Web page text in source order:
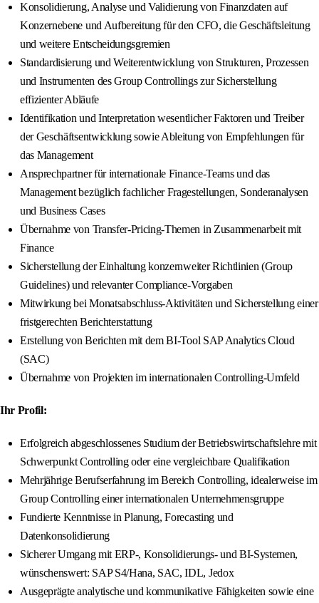
Konsolidierung, Analyse und Validierung von Finanzdaten auf
Konzernebene und Aufbereitung für den CFO, die Geschäftsleitung
und weitere Entscheidungsgremien
Standardisierung und Weiterentwicklung von Strukturen, Prozessen
und Instrumenten des Group Controllings zur Sicherstellung
effizienter Abläufe
Identifikation und Interpretation wesentlicher Faktoren und Treiber
der Geschäftsentwicklung sowie Ableitung von Empfehlungen für
das Management
Ansprechpartner für internationale Finance-Teams und das
Management bezüglich fachlicher Fragestellungen, Sonderanalysen
und Business Cases
Übernahme von Transfer-Pricing-Themen in Zusammenarbeit mit
Finance
Sicherstellung der Einhaltung konzernweiter Richtlinien (Group
Guidelines) und relevanter Compliance-Vorgaben
Mitwirkung bei Monatsabschluss-Aktivitäten und Sicherstellung einer
fristgerechten Berichterstattung
Erstellung von Berichten mit dem BI-Tool SAP Analytics Cloud
(SAC)
Übernahme von Projekten im internationalen Controlling-Umfeld
Ihr Profil:
Erfolgreich abgeschlossenes Studium der Betriebswirtschaftslehre mit
Schwerpunkt Controlling oder eine vergleichbare Qualifikation
Mehrjährige Berufserfahrung im Bereich Controlling, idealerweise im
Group Controlling einer internationalen Unternehmensgruppe
Fundierte Kenntnisse in Planung, Forecasting und
Datenkonsolidierung
Sicherer Umgang mit ERP-, Konsolidierungs- und BI-Systemen,
wünschenswert: SAP S4/Hana, SAC, IDL, Jedox
Ausgeprägte analytische und kommunikative Fähigkeiten sowie eine